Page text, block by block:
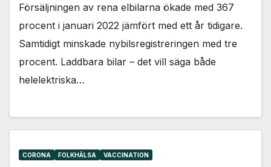
Försäljningen av rena elbilarna ökade med 367
procent i januari 2022 jämfört med ett år tidigare.
Samtidigt minskade nybilsregistreringen med tre
procent. Laddbara bilar – det vill säga både
helelektriska…
CORONA FOLKHÄLSA VACCINATION